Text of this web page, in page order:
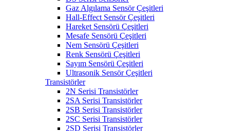
Gaz Algılama Sensör Çeşitleri
Hall-Effect Sensör Çeşitleri
Hareket Sensörü Çeşitleri
Mesafe Sensörü Çeşitleri
Nem Sensörü Çeşitleri
Renk Sensörü Çeşitleri
Sayım Sensörü Çeşitleri
Ultrasonik Sensör Çeşitleri
Transistörler
2N Serisi Transistörler
2SA Serisi Transistörler
2SB Serisi Transistörler
2SC Serisi Transistörler
2SD Serisi Transistörler